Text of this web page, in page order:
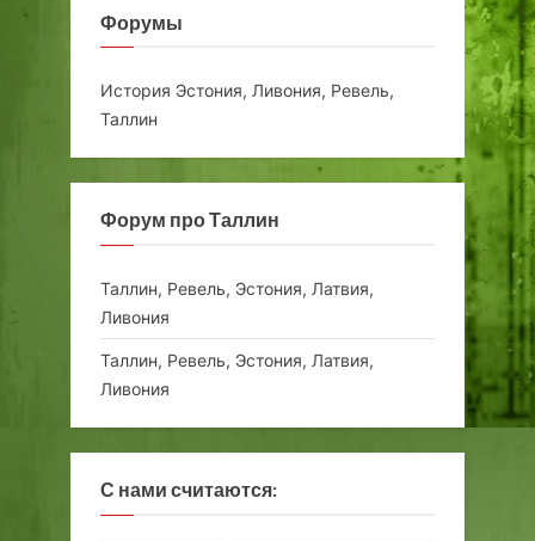
Форумы
История Эстония, Ливония, Ревель,
Таллин
Форум про Таллин
Таллин, Ревель, Эстония, Латвия,
Ливония
Таллин, Ревель, Эстония, Латвия,
Ливония
С нами считаются: